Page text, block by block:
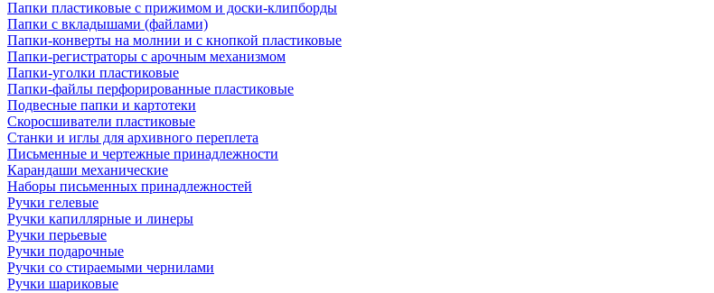
Папки пластиковые с прижимом и доски-клипборды
Папки с вкладышами (файлами)
Папки-конверты на молнии и с кнопкой пластиковые
Папки-регистраторы с арочным механизмом
Папки-уголки пластиковые
Папки-файлы перфорированные пластиковые
Подвесные папки и картотеки
Скоросшиватели пластиковые
Станки и иглы для архивного переплета
Письменные и чертежные принадлежности
Карандаши механические
Наборы письменных принадлежностей
Ручки гелевые
Ручки капиллярные и линеры
Ручки перьевые
Ручки подарочные
Ручки со стираемыми чернилами
Ручки шариковые